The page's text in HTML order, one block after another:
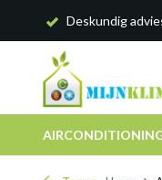
Deskundig